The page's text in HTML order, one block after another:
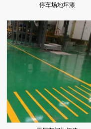
停车场地坪漆